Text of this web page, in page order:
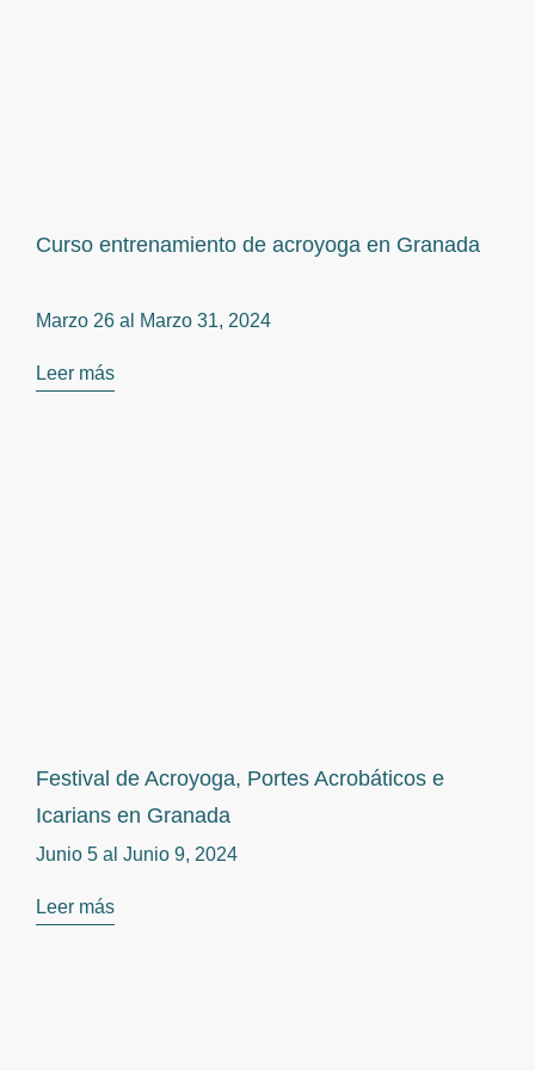
Curso entrenamiento de acroyoga en Granada
Marzo 26 al Marzo 31, 2024
Leer más
Festival de Acroyoga, Portes Acrobáticos e
Icarians en Granada
Junio 5 al Junio 9, 2024
Leer más